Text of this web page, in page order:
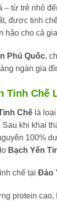
– từ trẻ nhỏ
được tinh
hảo cho cả
Phú Quốc,
ngàn gia
Tinh Chế
Chế là
Sau khi khai
100%
Bạch Yến
chế tại Đảo
protein cao,